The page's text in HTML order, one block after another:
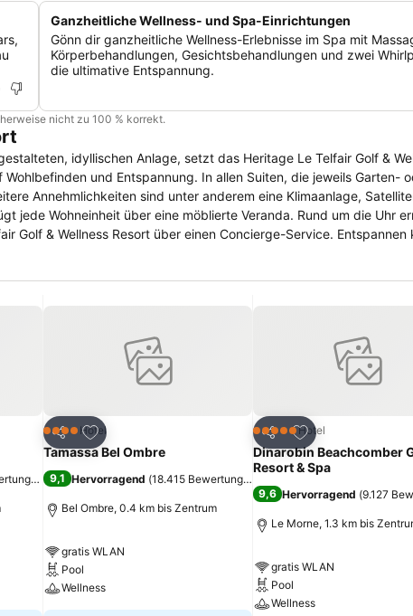
Ganzheitliche Wellness- und Spa-Einrichtungen
Gönn dir ganzheitliche Wellness-Erlebnisse im Spa mit
Körperbehandlungen, Gesichtsbehandlungen und zwei
die ultimative Entspannung.
nicht zu 100 % korrekt.
idyllischen Anlage, setzt das Heritage Le Telfair Golf &
In allen Suiten, die jeweils Garten- oder
Annehmlichkeiten sind unter anderem eine Klimaanlage,
Golf & Wellness Resort über einen Concierge-Service. Entspannen
Tennisplätze, Fitnesscenter sowie Wassersportangebote,
und asiatischer Küche, das direkt am Strand liegende Le
)
Teilen
Zu Favoriten hinzufügen
4 SterneHotel
Tamassa Bel Ombre
9,1 Hervorragend (18.415 Bewertungen
Bel Ombre, 0.4 km bis Zentrum
gratis WLAN
Pool
Wellness
Teilen
Zu Favoriten
5 Sterne Hotel
Dinarobin Beachcomber
Resort & Spa
9,6 Hervorragend (9.127
Le Morne, 1.3 km bis
gratis WLAN
Pool
Wellness